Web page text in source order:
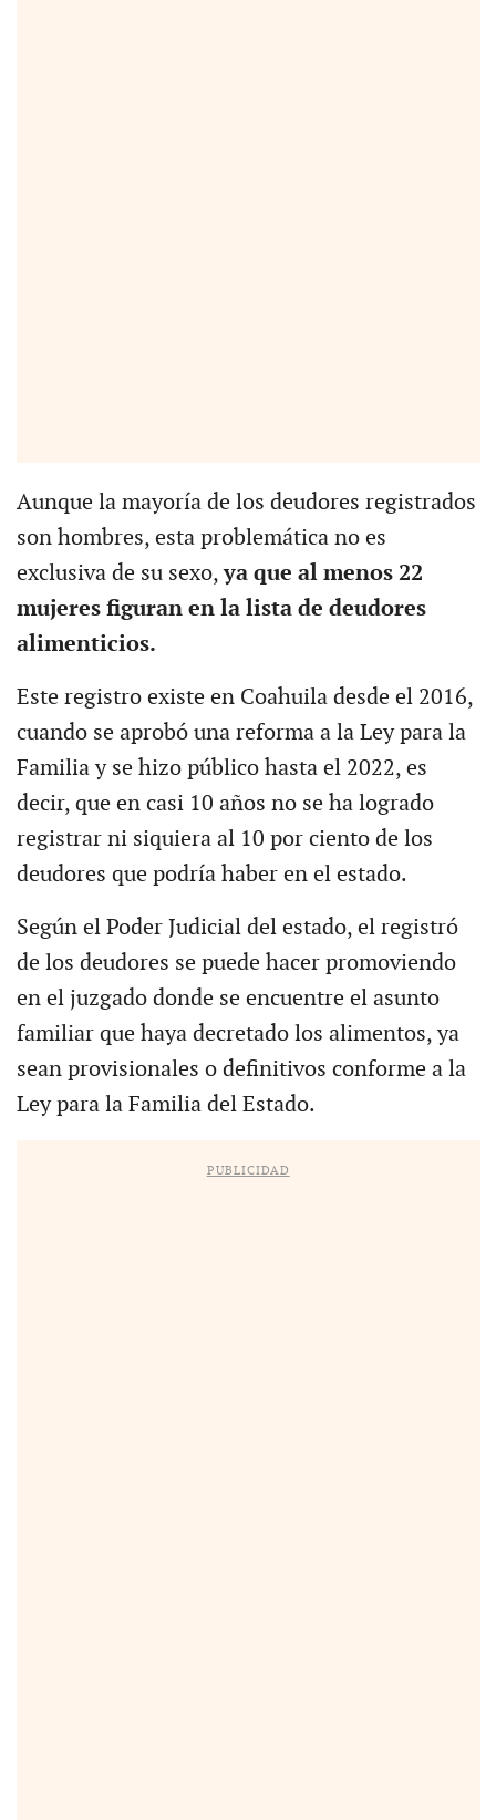
Aunque la mayoría de los deudores registrados
son hombres, esta problemática no es
exclusiva de su sexo,ya que al menos 22
mujeres figuran en la lista de deudores
alimenticios.
Este registro existe en Coahuila desde el 2016,
cuando se aprobó una reforma a la Ley para la
Familia y se hizo público hasta el 2022, es
decir, que en casi 10 años no se ha logrado
registrar ni siquiera al 10 por ciento de los
deudores que podría haber en el estado.
Según el Poder Judicial del estado, el registró
de los deudores se puede hacer promoviendo
en el juzgado donde se encuentre el asunto
familiar que haya decretado los alimentos, ya
sean provisionales o definitivos conforme a la
Ley para la Familia del Estado.
PUBLICIDAD